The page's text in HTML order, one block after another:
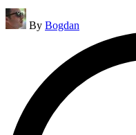
Posted
by
By Bogdan